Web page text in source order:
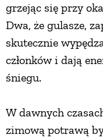
grzejąc się przy
Dwa, że gulasze,
skutecznie
członków i dają
śniegu.
W dawnych
zimową potrawą